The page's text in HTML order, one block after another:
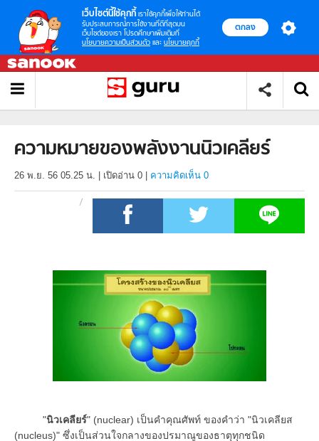
เว็บไซต์นี้ใช้คุกกี้ เราใช้คุกกี้เพื่อให้ท่านได้
รับประสบการณ์การใช้งานที่ดีที่สุดบน
เว็บไซต์ของเรา โปรดศึกษาเพิ่มเติมที่
นโยบายความเป็นส่วนตัว และ นโยบายคุกกี้
ตกลง
ความหมายของพลังงานนิวเคลียร์
26 พ.ย. 56 05.25 น. เปิดอ่าน 0 ความคิดเห็น 0
"นิวเคลียร์" (nuclear) เป็นคำคุณศัพท์ ของคำว่า "นิวเคลียส
(nucleus)" ซึ่งเป็นส่วนใจกลางของปรมาณูของธาตุทุกชนิด